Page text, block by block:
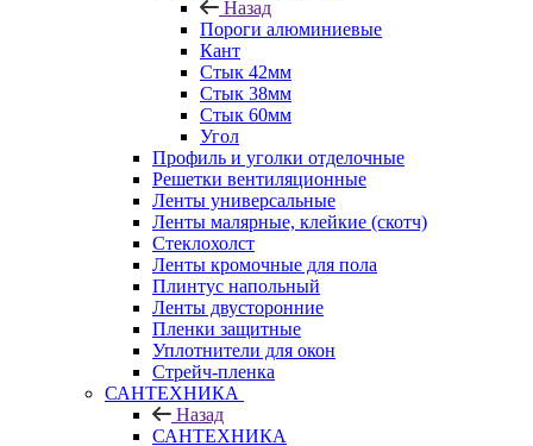
Назад
Пороги алюминиевые
Кант
Стык 42мм
Стык 38мм
Стык 60мм
Угол
Профиль и уголки отделочные
Решетки вентиляционные
Ленты универсальные
Ленты малярные, клейкие (скотч)
Стеклохолст
Ленты кромочные для пола
Плинтус напольный
Ленты двусторонние
Пленки защитные
Уплотнители для окон
Стрейч-пленка
САНТЕХНИКА
Назад
САНТЕХНИКА